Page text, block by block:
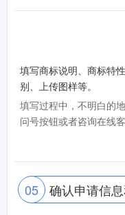
填写商标说明、商标特
别、上传图样等。
填写过程中，不明白的
问号按钮或者咨询在线
05 确认申请信